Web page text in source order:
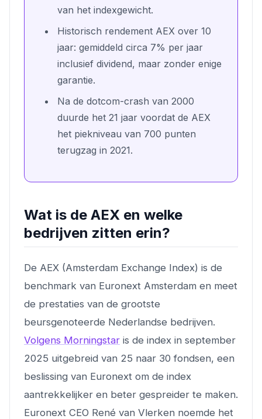
van het indexgewicht.
Historisch rendement AEX over 10
jaar: gemiddeld circa 7% per jaar
inclusief dividend, maar zonder enige
garantie.
Na de dotcom-crash van 2000
duurde het 21 jaar voordat de AEX
het piekniveau van 700 punten
terugzag in 2021.
Wat is de AEX en welke
bedrijven zitten erin?
De AEX (Amsterdam Exchange Index) is de
benchmark van Euronext Amsterdam en meet
de prestaties van de grootste
beursgenoteerde Nederlandse bedrijven.
Volgens Morningstar is de index in september
2025 uitgebreid van 25 naar 30 fondsen, een
beslissing van Euronext om de index
aantrekkelijker en beter gespreider te maken.
Euronext CEO René van Vlerken noemde het